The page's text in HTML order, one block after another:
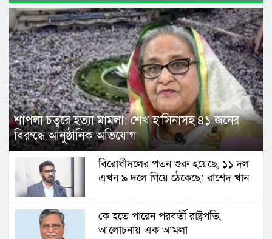
শাপলা চত্বরে হত্যা মামলা: শেখ হাসিনাসহ ৪১ জনের
বিরুদ্ধে আনুষ্ঠানিক অভিযোগ
বিরোধীদলের পতন শুরু হয়েছে, ১১ দল
এখন ৯ দলে গিয়ে ঠেকেছে: রাশেদ খান
কে হতে পারেন পরবর্তী রাষ্ট্রপতি,
আলোচনায় এক আমলা